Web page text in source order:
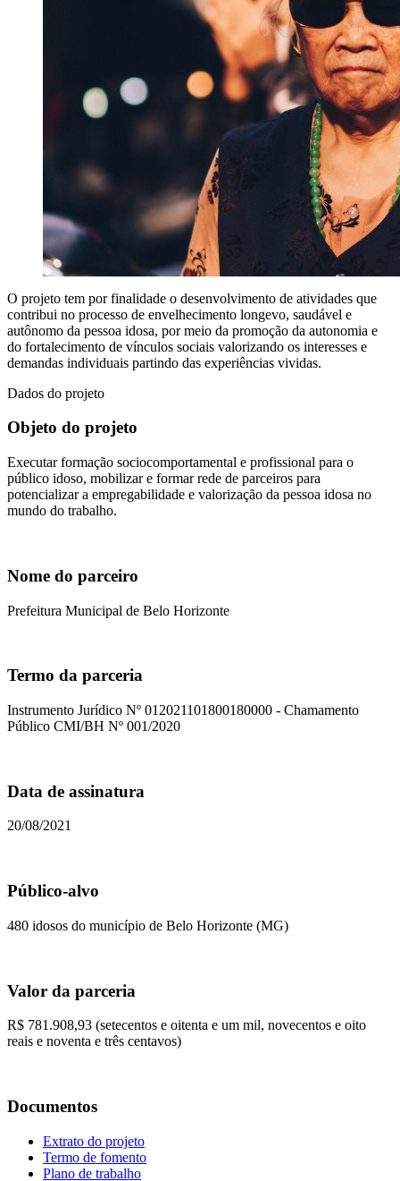
O projeto tem por finalidade o desenvolvimento de atividades que
contribui no processo de envelhecimento longevo, saudável e
autônomo da pessoa idosa, por meio da promoção da autonomia e
do fortalecimento de vínculos sociais valorizando os interesses e
demandas individuais partindo das experiências vividas.
Dados do projeto
Objeto do projeto
Executar formação sociocomportamental e profissional para o
público idoso, mobilizar e formar rede de parceiros para
potencializar a empregabilidade e valorização da pessoa idosa no
mundo do trabalho.
Nome do parceiro
Prefeitura Municipal de Belo Horizonte
Termo da parceria
Instrumento Jurídico Nº 012021101800180000 - Chamamento
Público CMI/BH Nº 001/2020
Data de assinatura
20/08/2021
Público-alvo
480 idosos do município de Belo Horizonte (MG)
Valor da parceria
R$ 781.908,93 (setecentos e oitenta e um mil, novecentos e oito
reais e noventa e três centavos)
Documentos
Extrato do projeto
Termo de fomento
Plano de trabalho